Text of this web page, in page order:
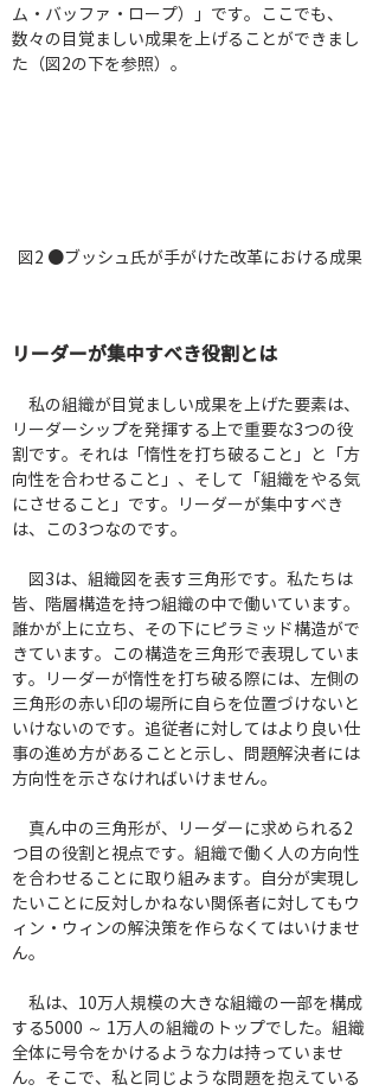
ム・バッファ・ロープ）」です。ここでも、
数々の目覚ましい成果を上げることができまし
た（図2の下を参照）。
図2 ●ブッシュ氏が手がけた改革における成果
リーダーが集中すべき役割とは
私の組織が目覚ましい成果を上げた要素は、
リーダーシップを発揮する上で重要な3つの役
割です。それは「惰性を打ち破ること」と「方
向性を合わせること」、そして「組織をやる気
にさせること」です。リーダーが集中すべき
は、この3つなのです。
図3は、組織図を表す三角形です。私たちは
皆、階層構造を持つ組織の中で働いています。
誰かが上に立ち、その下にピラミッド構造がで
きています。この構造を三角形で表現していま
す。リーダーが惰性を打ち破る際には、左側の
三角形の赤い印の場所に自らを位置づけないと
いけないのです。追従者に対してはより良い仕
事の進め方があることと示し、問題解決者には
方向性を示さなければいけません。
真ん中の三角形が、リーダーに求められる2
つ目の役割と視点です。組織で働く人の方向性
を合わせることに取り組みます。自分が実現し
たいことに反対しかねない関係者に対してもウ
ィン・ウィンの解決策を作らなくてはいけませ
ん。
私は、10万人規模の大きな組織の一部を構成
する5000 ～ 1万人の組織のトップでした。組織
全体に号令をかけるような力は持っていませ
ん。そこで、私と同じような問題を抱えている